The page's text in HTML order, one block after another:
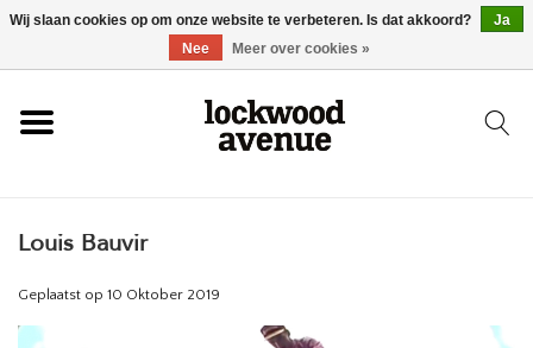
HOME
NIEUW
Louis Bauvir
Geplaatst op 10 Oktober 2019
Wij slaan cookies op om onze website te verbeteren. Is dat akkoord?
Ja
Nee
Meer over cookies »